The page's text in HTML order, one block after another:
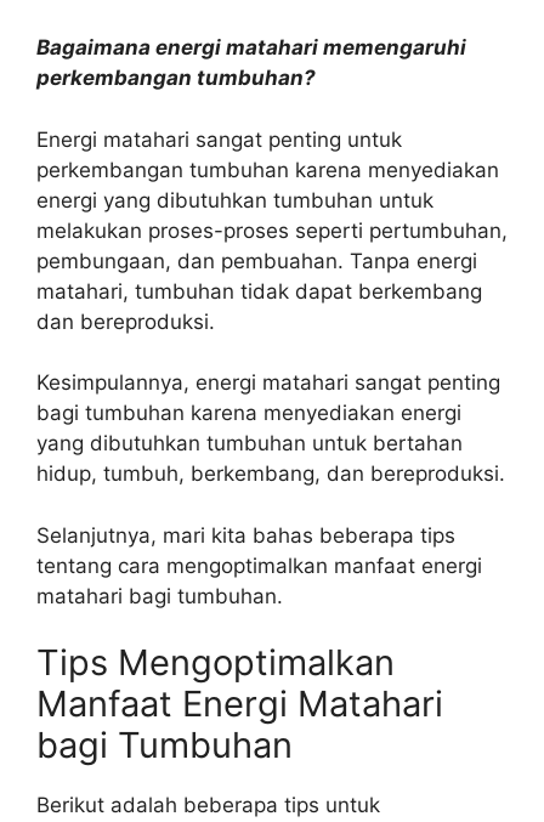
Bagaimana energi matahari memengaruhi
perkembangan tumbuhan?
Energi matahari sangat penting untuk
perkembangan tumbuhan karena menyediakan
energi yang dibutuhkan tumbuhan untuk
melakukan proses-proses seperti pertumbuhan,
pembungaan, dan pembuahan. Tanpa energi
matahari, tumbuhan tidak dapat berkembang
dan bereproduksi.
Kesimpulannya, energi matahari sangat penting
bagi tumbuhan karena menyediakan energi
yang dibutuhkan tumbuhan untuk bertahan
hidup, tumbuh, berkembang, dan bereproduksi.
Selanjutnya, mari kita bahas beberapa tips
tentang cara mengoptimalkan manfaat energi
matahari bagi tumbuhan.
Tips Mengoptimalkan
Manfaat Energi Matahari
bagi Tumbuhan
Berikut adalah beberapa tips untuk